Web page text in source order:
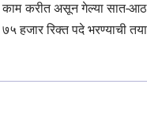
करीत असून गेल्या सात-आठ
हजार रिक्त पदे भरण्याची